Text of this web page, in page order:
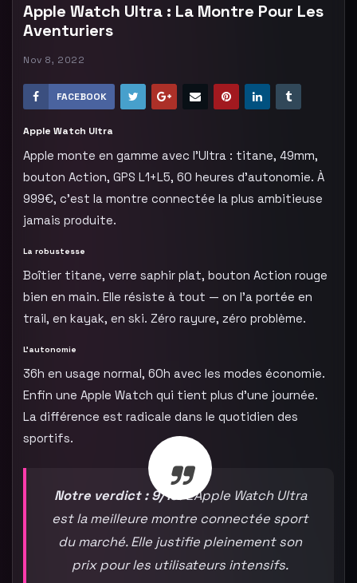
Apple Watch Ultra : La Montre Pour Les
Aventuriers
Nov 8, 2022
FACEBOOK
Apple Watch Ultra
Apple monte en gamme avec l’Ultra : titane, 49mm,
bouton Action, GPS L1+L5, 60 heures d’autonomie. À
999€, c’est la montre connectée la plus ambitieuse
jamais produite.
La robustesse
Boîtier titane, verre saphir plat, bouton Action rouge
bien en main. Elle résiste à tout — on l’a portée en
trail, en kayak, en ski. Zéro rayure, zéro problème.
L’autonomie
36h en usage normal, 60h avec les modes économie.
Enfin une Apple Watch qui tient plus d’une journée.
La différence est radicale dans le quotidien des
sportifs.
Notre verdict : 9/10.L’Apple Watch Ultra
est la meilleure montre connectée sport
du marché. Elle justifie pleinement son
prix pour les utilisateurs intensifs.